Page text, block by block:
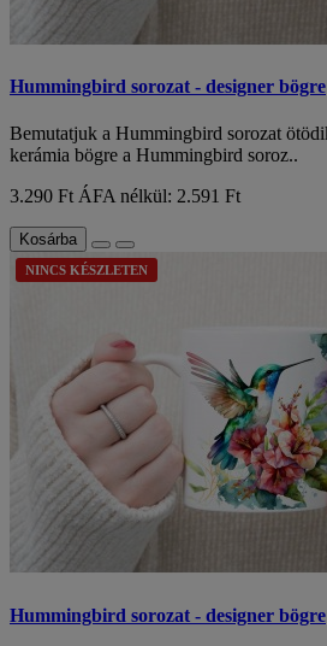
Hummingbird sorozat - designer bögre
Bemutatjuk a Hummingbird sorozat
kerámia bögre a Hummingbird soroz..
3.290 Ft ÁFA nélkül: 2.591 Ft
Kosárba
NINCS KÉSZLETEN
Hummingbird sorozat - designer bögre